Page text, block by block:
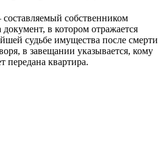
собственником
в котором отражается
судьбе имущества после смерти
в завещании указывается, кому
передана квартира.